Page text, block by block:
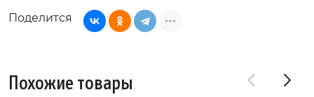
Поделится
Похожие товары